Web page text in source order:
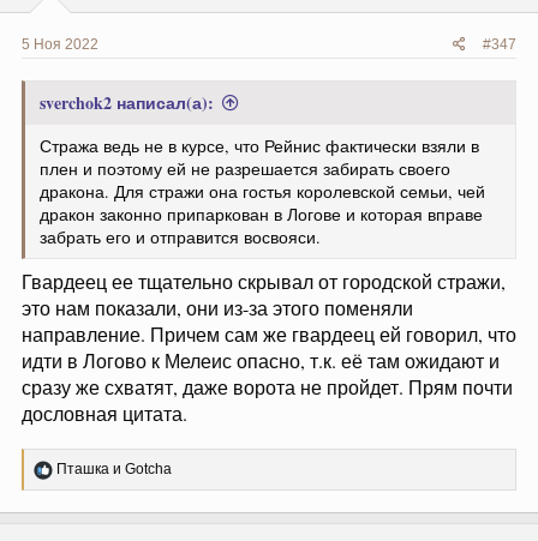
5 Ноя 2022 #347
sverchok2 написал(а):
Стража ведь не в курсе, что Рейнис фактически взяли в
плен и поэтому ей не разрешается забирать своего
дракона. Для стражи она гостья королевской семьи, чей
дракон законно припаркован в Логове и которая вправе
забрать его и отправится восвояси.
Гвардеец ее тщательно скрывал от городской стражи,
это нам показали, они из-за этого поменяли
направление. Причем сам же гвардеец ей говорил, что
идти в Логово к Мелеис опасно, т.к. её там ожидают и
сразу же схватят, даже ворота не пройдет. Прям почти
дословная цитата.
Р
е
Пташка и Gotcha